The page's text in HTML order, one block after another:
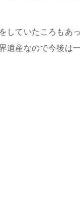
していたころもあ
遺産なので今後は